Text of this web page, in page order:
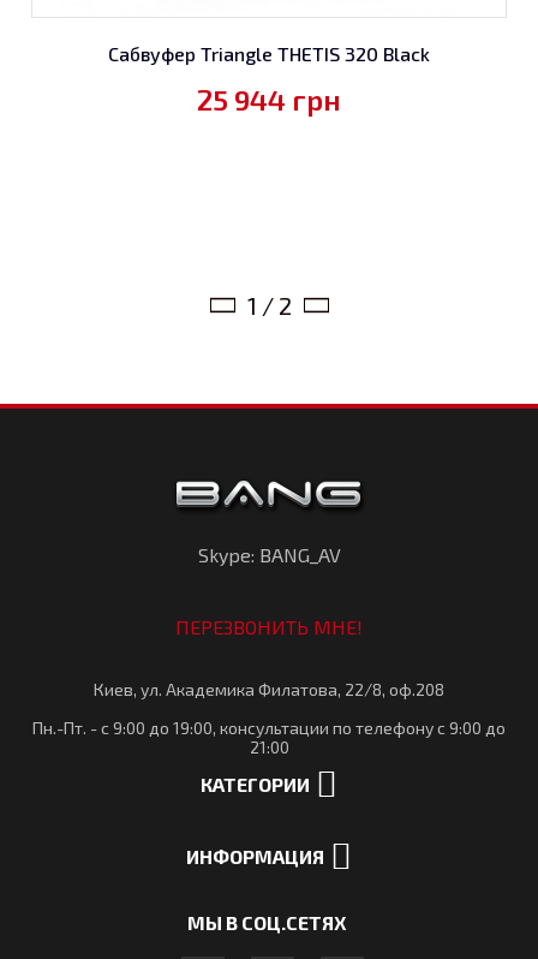
Сабвуфер Triangle THETIS 320 Black
25 944 грн
1 / 2
Skype: BANG_AV
ПЕРЕЗВОНИТЬ МНЕ!
Киев, ул. Академика Филатова, 22/8, оф.208
Пн.-Пт. - с 9:00 до 19:00, консультации по телефону с 9:00 до
21:00
КАТЕГОРИИ
ИНФОРМАЦИЯ
МЫ В СОЦ.СЕТЯХ